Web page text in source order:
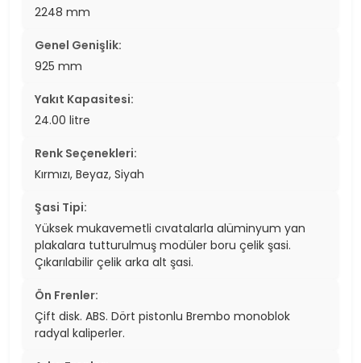
2248 mm
Genel Genişlik:
925 mm
Yakıt Kapasitesi:
24.00 litre
Renk Seçenekleri:
Kırmızı, Beyaz, Siyah
Şasi Tipi:
Yüksek mukavemetli cıvatalarla alüminyum yan
plakalara tutturulmuş modüler boru çelik şasi.
Çıkarılabilir çelik arka alt şasi.
Ön Frenler:
Çift disk. ABS. Dört pistonlu Brembo monoblok
radyal kaliperler.